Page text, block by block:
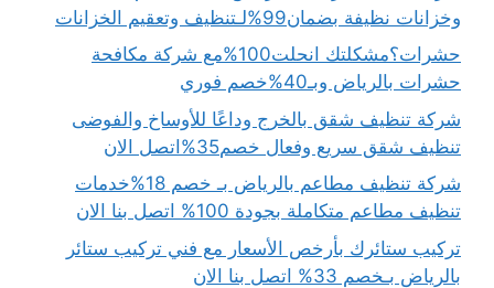
وخزانات نظيفة بضمان99%لـتنظيف وتعقيم الخزانات
حشرات؟مشكلتك انحلت100%مع شركة مكافحة
حشرات بالرياض وبـ40%خصم فوري
شركة تنظيف شقق بالخرج وداعًا للأوساخ والفوضى
تنظيف شقق سريع وفعال خصم35%اتصل الان
شركة تنظيف مطاعم بالرياض بـ خصم 18%خدمات
تنظيف مطاعم متكاملة بجودة 100% اتصل بنا الان
تركيب ستائرك بأرخص الأسعار مع فني تركيب ستائر
بالرياض بـخصم 33% اتصل بنا الان